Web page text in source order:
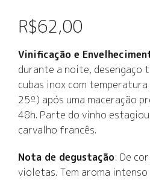
R$62,00
Vinificação e
durante a noite, desengaço
cubas inox com
25º) após uma maceração
48h. Parte do vinho
carvalho francês.
Nota de degustação: De
violetas. Tem aroma